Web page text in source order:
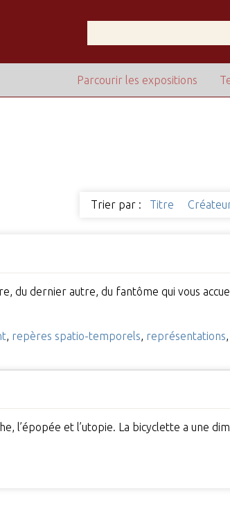
Parcourir les expositions
Trier par : Titre
du dernier autre, du fantôme qui vous
, repères spatio-temporels représentations
l’épopée et l’utopie. La bicyclette a une